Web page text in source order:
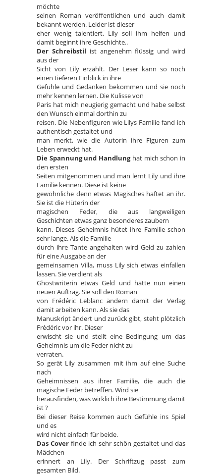
möchte
seinen Roman veröffentlichen und auch damit
bekannt werden. Leider ist dieser
eher wenig talentiert. Lily soll ihm helfen und
damit beginnt ihre Geschichte..
Der Schreibstil ist angenehm flüssig und wird
aus der
Sicht von Lily erzählt. Der Leser kann so noch
einen tieferen Einblick in ihre
Gefühle und Gedanken bekommen und sie noch
mehr kennen lernen. Die Kulisse von
Paris hat mich neugierig gemacht und habe selbst
den Wunsch einmal dorthin zu
reisen. Die Nebenfiguren wie Lilys Familie fand ich
authentisch gestaltet und
man merkt, wie die Autorin ihre Figuren zum
Leben erweckt hat.
Die Spannung und Handlunghat mich schon in
den ersten
Seiten mitgenommen und man lernt Lily und ihre
Familie kennen. Diese ist keine
gewöhnliche denn etwas Magisches haftet an ihr.
Sie ist die Hüterin der
magischen Feder, die aus langweiligen
Geschichten etwas ganz besonderes zaubern
kann. Dieses Geheimnis hütet ihre Familie schon
sehr lange. Als die Familie
durch ihre Tante angehalten wird Geld zu zahlen
für eine Ausgabe an der
gemeinsamen Villa, muss Lily sich etwas einfallen
lassen. Sie verdient als
Ghostwriterin etwas Geld und hätte nun einen
neuen Auftrag. Sie soll den Roman
von Frédéric Leblanc ändern damit der Verlag
damit arbeiten kann. Als sie das
Manuskript ändert und zurück gibt, steht plötzlich
Frédéric vor ihr. Dieser
erwischt sie und stellt eine Bedingung um das
Geheimnis um die Feder nicht zu
verraten.
So gerät Lily zusammen mit ihm auf eine Suche
nach
Geheimnissen aus ihrer Familie, die auch die
magische Feder betreffen. Wird sie
herausfinden, was wirklich ihre Bestimmung damit
ist ?
Bei dieser Reise kommen auch Gefühle ins Spiel
und es
wird nicht einfach für beide.
Das Cover finde ich sehr schön gestaltet und das
Mädchen
erinnert an Lily. Der Schriftzug passt zum
gesamten Bild.